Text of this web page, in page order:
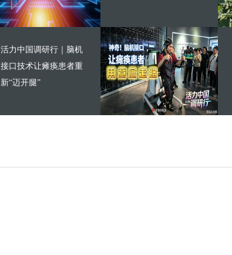
活力中国调研行｜脑机
接口技术让瘫痪患者重
新“迈开腿”